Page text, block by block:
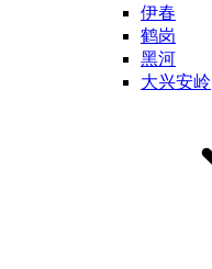
伊春
鹤岗
黑河
大兴安岭